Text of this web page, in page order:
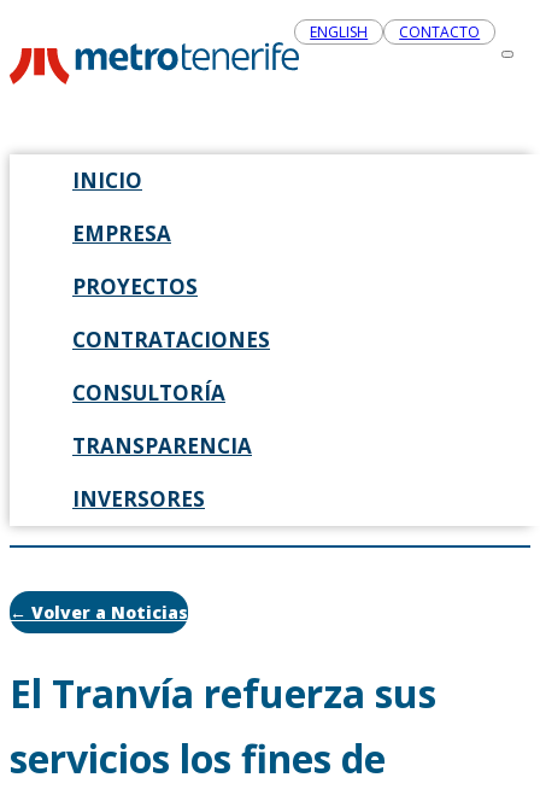
ENGLISH CONTACTO
INICIO
EMPRESA
PROYECTOS
CONTRATACIONES
CONSULTORÍA
TRANSPARENCIA
INVERSORES
← Volver a Noticias
El Tranvía refuerza sus
servicios los fines de